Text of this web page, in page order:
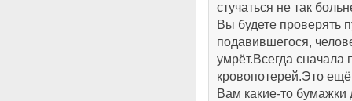
стучаться не так
Вы будете проверять
подавившегося,
умрёт.Всегда
кровопотерей.Это
Вам какие-то